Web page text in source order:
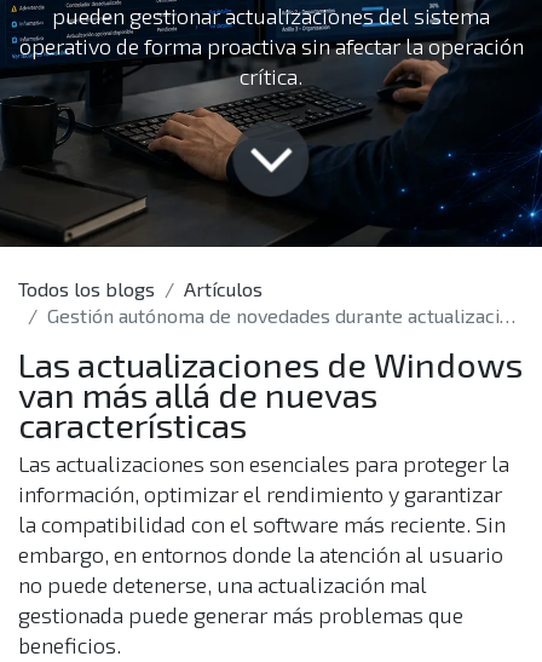
pueden gestionar actualizaciones del sistema
operativo de forma proactiva sin afectar la operación
crítica.
Todos los blogs
Artículos
Gestión autónoma de novedades durante actualizaciones de Windows
Las actualizaciones de Windows
van más allá de nuevas
características
Las actualizaciones son esenciales para proteger la
información, optimizar el rendimiento y garantizar
la compatibilidad con el software más reciente. Sin
embargo, en entornos donde la atención al usuario
no puede detenerse, una actualización mal
gestionada puede generar más problemas que
beneficios.